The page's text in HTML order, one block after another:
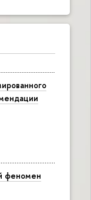
феномен